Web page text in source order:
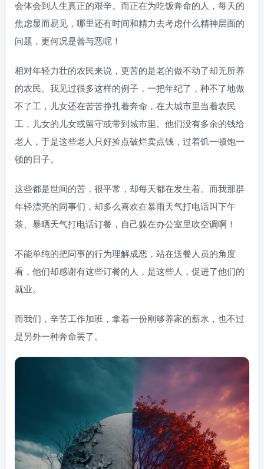
会体会到人生真正的艰辛。而正在为吃饭奔命的人，每天的
焦虑显而易见，哪里还有时间和精力去考虑什么精神层面的
问题，更何况是善与恶呢！
相对年轻力壮的农民来说，更苦的是老的做不动了却无所养
的农民。我见过很多这样的例子，一把年纪了，种不了地做
不了工，儿女还在苦苦挣扎着奔命，在大城市里当着农民
工，儿女的儿女或留守或带到城市里。他们没有多余的钱给
老人，于是这些老人只好捡点破烂卖点钱，过着饥一顿饱一
顿的日子。
这些都是世间的苦，很平常，却每天都在发生着。而我那群
年轻漂亮的同事们，却多么喜欢在暴雨天气打电话叫下午
茶、暴晒天气打电话订餐，自己躲在办公室里吹空调啊！
不能单纯的把同事的行为理解成恶，站在送餐人员的角度
看，他们却感谢有这些订餐的人，是这些人，促进了他们的
就业。
而我们，辛苦工作加班，拿着一份刚够养家的薪水，也不过
是另外一种奔命罢了。